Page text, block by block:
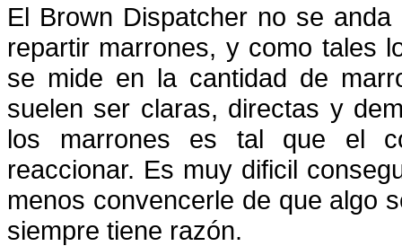
El Brown Dispatcher no se
repartir marrones, y como tales
se mide en la cantidad de
suelen ser claras, directas y
los marrones es tal que el
reaccionar. Es muy dificil
menos convencerle de que algo
siempre tiene razón.